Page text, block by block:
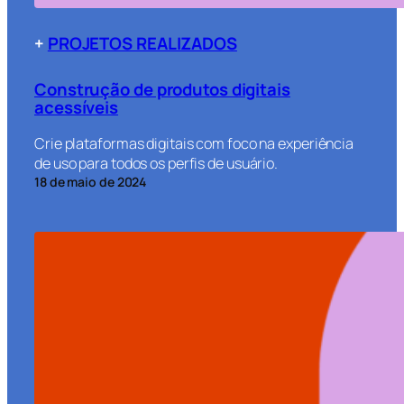
+ PROJETOS REALIZADOS
Construção de produtos digitais
acessíveis
Crie plataformas digitais com foco na experiência
de uso para todos os perfis de usuário.
18 de maio de 2024